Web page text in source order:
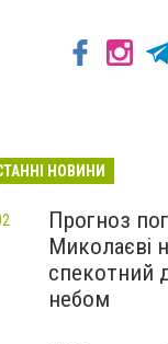
НОВИНИ
Прогноз
Миколаєві
спекотний
небом